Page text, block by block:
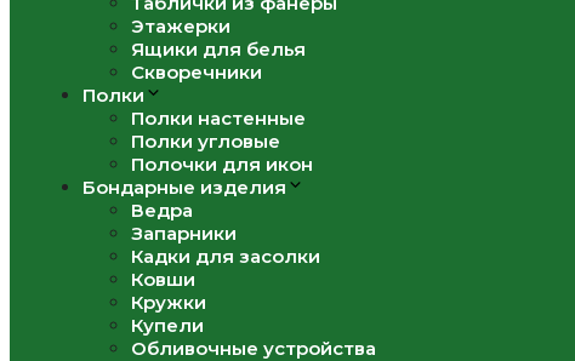
Этажерки
Ящики для белья
Скворечники
Полки
Полки настенные
Полки угловые
Полочки для икон
Бондарные изделия
Ведра
Запарники
Кадки для засолки
Ковши
Кружки
Купели
Обливочные устройства